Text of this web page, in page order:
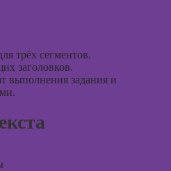
трёх сегментов.
заголовков.
выполнения задания и